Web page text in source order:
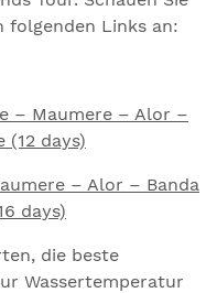
folgenden Links an:
– Maumere – Alor –
(12 days)
– Alor – Banda
days)
die beste
Wassertemperatur